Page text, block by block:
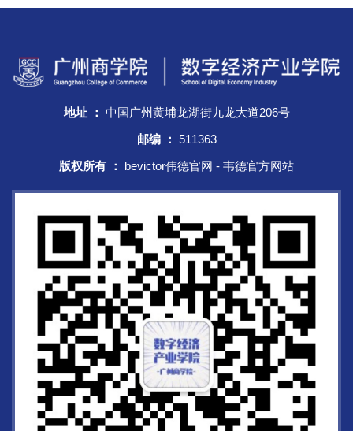
地址 ： 中国广州黄埔龙湖街九龙大道206号
邮编 ： 511363
版权所有 ：
bevictor伟德官网 - 韦德官方网站